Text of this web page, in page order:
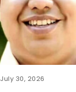
July 30, 2026